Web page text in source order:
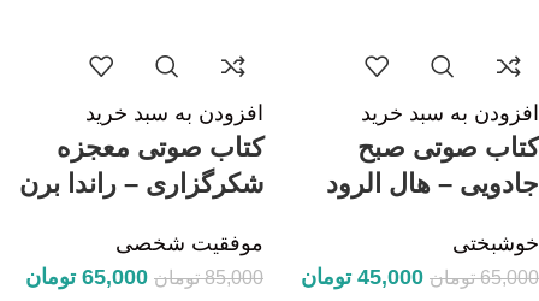
افزودن به سبد خرید
کتاب صوتی صبح
جادویی – هال الرود
خوشبختی
65,000 تومان 45,000 تومان
افزودن به سبد خرید
کتاب صوتی معجزه
شکرگزاری – راندا برن
موفقیت شخصی
85,000 تومان 65,000 تومان